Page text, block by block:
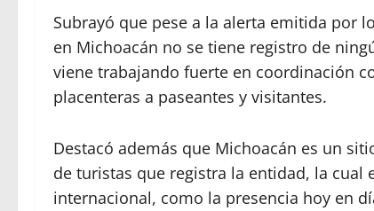
Subrayó que pese a la alerta emitida por
en Michoacán no se tiene registro de
viene trabajando fuerte en coordinación
placenteras a paseantes y visitantes.
Destacó además que Michoacán es un
de turistas que registra la entidad, la cual
internacional, como la presencia hoy en